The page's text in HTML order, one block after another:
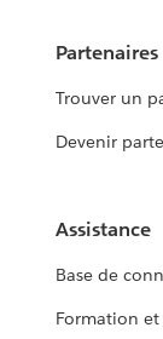
Partenaires
Trouver un
Devenir
Assistance
Base de
Formation